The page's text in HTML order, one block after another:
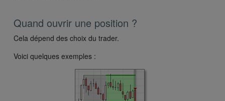
Quand ouvrir une position ?
Cela dépend des choix du trader.
Voici quelques exemples :